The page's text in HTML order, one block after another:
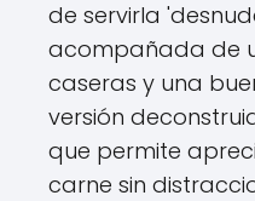
de servirla
acompañada de
caseras y una
versión
que permite
carne sin